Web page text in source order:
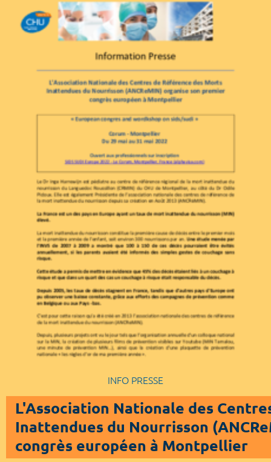
INFO PRESSE
L'Association Nationale des
Inattendues du Nourrisson
congrès européen à Montpellier